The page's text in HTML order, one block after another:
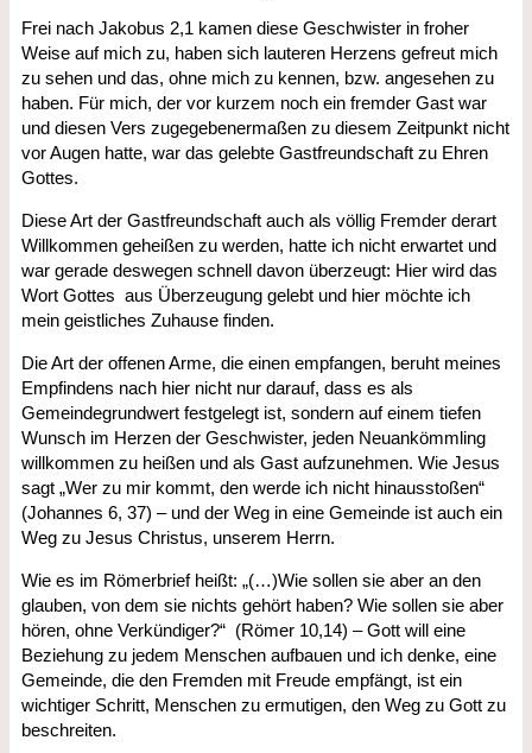
Frei nach Jakobus 2,1 kamen diese Geschwister in froher
Weise auf mich zu, haben sich lauteren Herzens gefreut mich
zu sehen und das, ohne mich zu kennen, bzw. angesehen zu
haben. Für mich, der vor kurzem noch ein fremder Gast war
und diesen Vers zugegebenermaßen zu diesem Zeitpunkt nicht
vor Augen hatte, war das gelebte Gastfreundschaft zu Ehren
Gottes.
Diese Art der Gastfreundschaft auch als völlig Fremder derart
Willkommen geheißen zu werden, hatte ich nicht erwartet und
war gerade deswegen schnell davon überzeugt: Hier wird das
Wort Gottes aus Überzeugung gelebt und hier möchte ich
mein geistliches Zuhause finden.
Die Art der offenen Arme, die einen empfangen, beruht meines
Empfindens nach hier nicht nur darauf, dass es als
Gemeindegrundwert festgelegt ist, sondern auf einem tiefen
Wunsch im Herzen der Geschwister, jeden Neuankömmling
willkommen zu heißen und als Gast aufzunehmen. Wie Jesus
sagt „Wer zu mir kommt, den werde ich nicht hinausstoßen“
(Johannes 6, 37) – und der Weg in eine Gemeinde ist auch ein
Weg zu Jesus Christus, unserem Herrn.
Wie es im Römerbrief heißt: „(…)Wie sollen sie aber an den
glauben, von dem sie nichts gehört haben? Wie sollen sie aber
hören, ohne Verkündiger?“ (Römer 10,14) – Gott will eine
Beziehung zu jedem Menschen aufbauen und ich denke, eine
Gemeinde, die den Fremden mit Freude empfängt, ist ein
wichtiger Schritt, Menschen zu ermutigen, den Weg zu Gott zu
beschreiten.